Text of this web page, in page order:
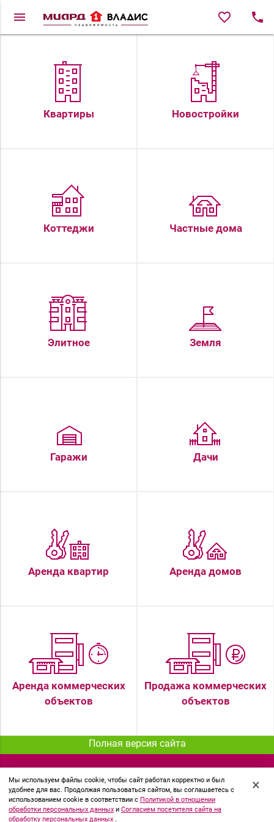
Мы используем файлы cookie, чтобы сайт работал корректно и был
удобнее для вас. Продолжая пользоваться сайтом, вы соглашаетесь с
использованием cookie в соответствии с Политикой в отношении
обработки персональных данных и Согласием посетителя сайта на
обработку персональных данных .
×
menu favorite_border local_phone
Квартиры Новостройки
Коттеджи Частные дома
Элитное Земля
Гаражи Дачи
Аренда квартир Аренда домов
Аренда коммерческих
объектов
Продажа коммерческих
объектов
Полная версия сайта
© 2018 АН Миард
Политика в отношении обработки персональных данных
Согласие посетителя сайта на обработку персональных данных